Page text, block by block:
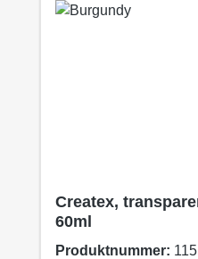
Createx,
60ml
Produktnummer: